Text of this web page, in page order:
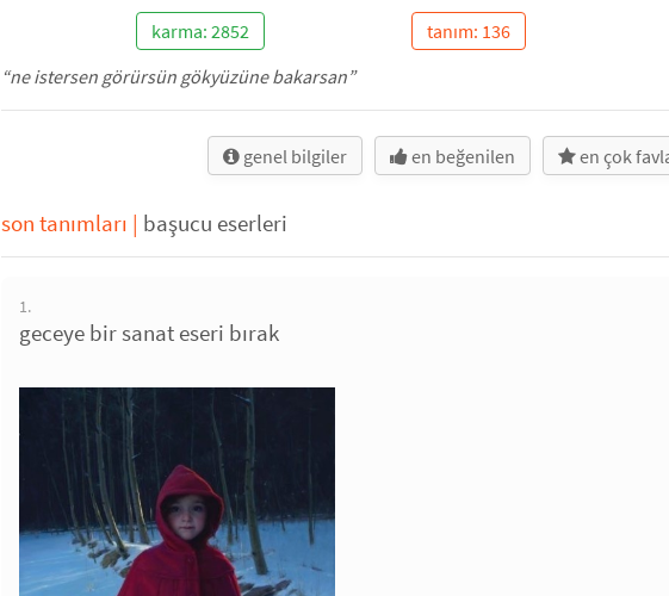
karma: 2852 tanım: 136
“ne istersen görürsün gökyüzüne bakarsan”
genel bilgiler en beğenilen en çok
son tanımları | başucu eserleri
1.
geceye bir sanat eseri bırak